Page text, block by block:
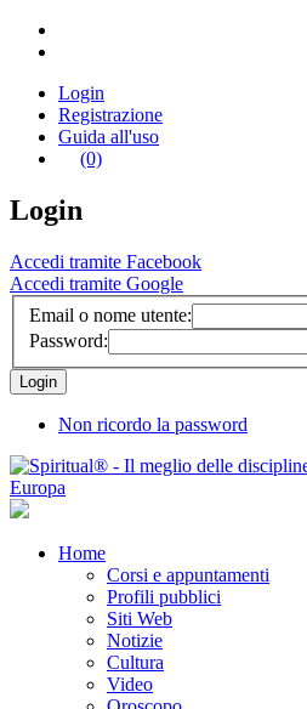
Login
Registrazione
Guida all'uso
(0)
Login
Accedi tramite Facebook
Accedi tramite Google
Email o nome utente:
Password:
Non ricordo la password
Home
Corsi e appuntamenti
Profili pubblici
Siti Web
Notizie
Cultura
Video